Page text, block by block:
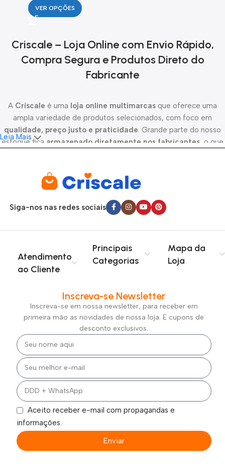
VER OPÇÕES
Criscale – Loja Online com Envio Rápido,
Compra Segura e Produtos Direto do
Fabricante
A Criscale é uma loja online multimarcas que oferece uma
ampla variedade de produtos selecionados, com foco em
qualidade, preço justo e praticidade. Grande parte do nosso
estoque fica armazenado diretamente nos fabricantes , o que
processo de envio é de responsabilidade da Criscale
confirmação do pagamento, os pedidos são
despachados em até 24 horas, garantindo agilidade e
, sempre com código de rastreamento para
acompanhamento do pedido.
, compagamento protegido,atendimento
humanizadoe informações claras sobre prazos e envio. Nosso
compromisso é oferecer uma experiência de compra simples,
segura e eficiente, conectando você diretamente aos melhores
Leia Mais
Siga-nos nas redes sociais
Atendimento
ao Cliente
Principais
Categorias
Mapa da
Loja
Inscreva-se Newsletter
Inscreva-se em nossa newsletter, para receber em
primeira mão as novidades de nossa loja. E cupons de
desconto exclusivos.
Aceito receber e-mail com propagandas e
informações.
Enviar